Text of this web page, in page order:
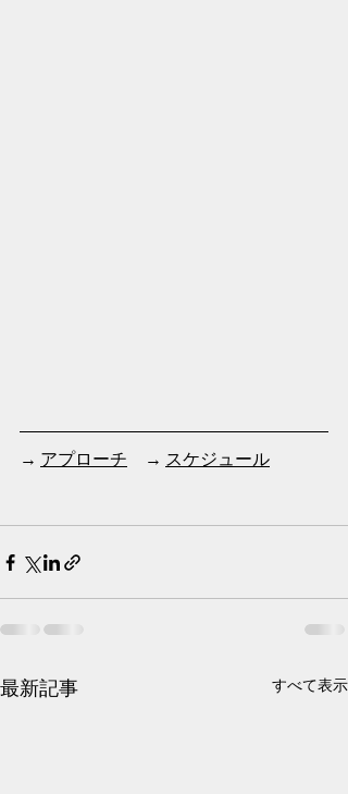
→ アプローチ → スケジュール
最新記事 すべて表示